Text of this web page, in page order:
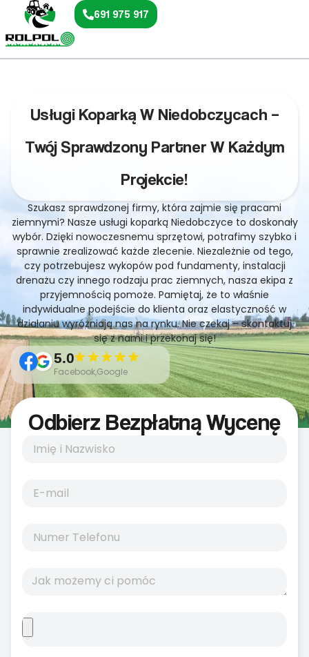
691 975 917
Usługi Koparką W Niedobczycach –
Twój Sprawdzony Partner W Każdym
Projekcie!
Szukasz sprawdzonej firmy, która zajmie się pracami
ziemnymi? Nasze usługi koparką Niedobczyce to doskonały
wybór. Dzięki nowoczesnemu sprzętowi, potrafimy szybko i
sprawnie zrealizować każde zlecenie. Niezależnie od tego,
czy potrzebujesz wykopów pod fundamenty, instalacji
drenażu czy innego rodzaju prac ziemnych, nasza ekipa z
przyjemnością pomoże. Pamiętaj, że to właśnie
indywidualne podejście do klienta oraz elastyczność w
działaniu wyróżniają nas na rynku. Nie czekaj – skontaktuj
się z nami i przekonaj się!
5.0
Facebook,Google
Odbierz Bezpłatną Wycenę